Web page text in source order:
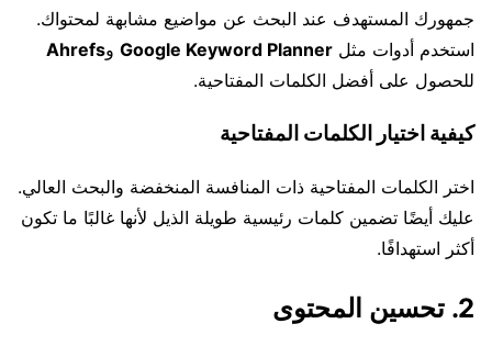
جمهورك المستهدف عند البحث عن مواضيع مشابهة لمحتواك.
استخدم أدوات مثل Google Keyword Planner وAhrefs
للحصول على أفضل الكلمات المفتاحية.
كيفية اختيار الكلمات المفتاحية
اختر الكلمات المفتاحية ذات المنافسة المنخفضة والبحث العالي.
عليك أيضًا تضمين كلمات رئيسية طويلة الذيل لأنها غالبًا ما تكون
أكثر استهدافًا.
2. تحسين المحتوى